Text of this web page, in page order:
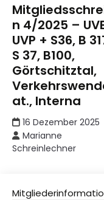
n 4/2025 –
UVP + S36, B
S 37, B100,
Görtschitztal,
at., Interna
16 Dezember 2025
Marianne
Schreinlechner